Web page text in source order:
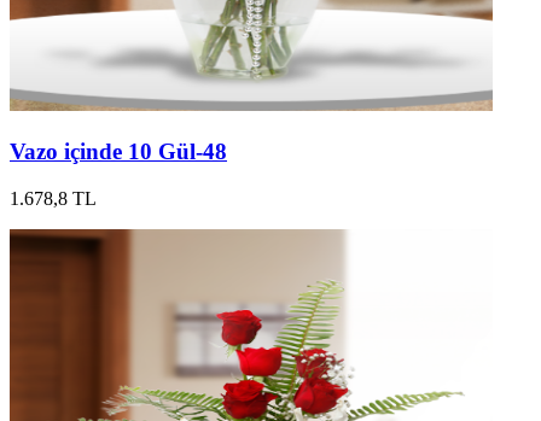
Vazo içinde 10 Gül-48
1.678,8 TL